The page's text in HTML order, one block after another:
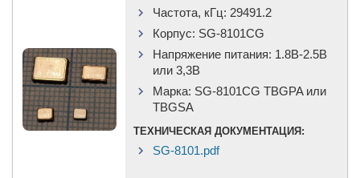
Частота, кГц: 29491.2
Корпус: SG-8101CG
Напряжение питания: 1.8В-2.5B
или 3,3B
Марка: SG-8101CG TBGPA или
TBGSA
ТЕХНИЧЕСКАЯ ДОКУМЕНТАЦИЯ:
SG-8101.pdf